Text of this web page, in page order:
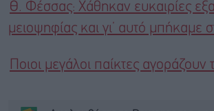
Θ. Φέσσας: Χάθηκαν ευκαιρίες
μειοψηφίας και γι’ αυτό μπήκαμε
Ποιοι μεγάλοι παίκτες